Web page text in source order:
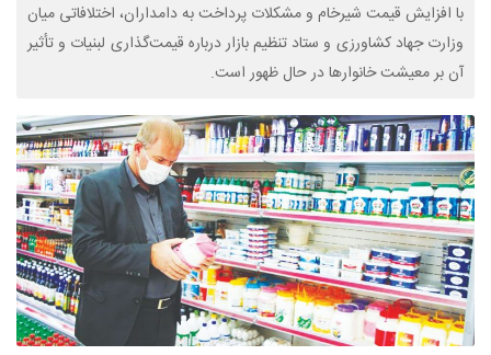
با افزایش قیمت شیرخام و مشکلات پرداخت به دامداران، اختلافاتی میان
وزارت جهاد کشاورزی و ستاد تنظیم بازار درباره قیمت‌گذاری لبنیات و تأثیر
آن بر معیشت خانوارها در حال ظهور است.